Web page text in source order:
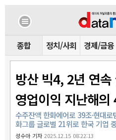
종합 정치/사회 경제/금융
방산 빅4, 2년 연
영업이익 지난해
수주잔액 한화에어로 39조·현대
화그룹 글로벌 21위로 한국 기업
성수아 기자2025.12.15 08:22:13